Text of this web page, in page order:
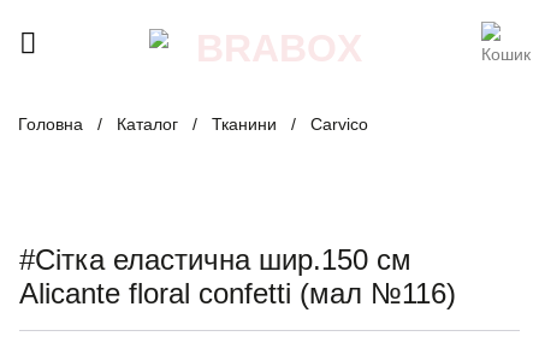
Головна / Каталог / Тканини / Carvico
#Сітка еластична шир.150 см
Alicante floral confetti (мал №116)